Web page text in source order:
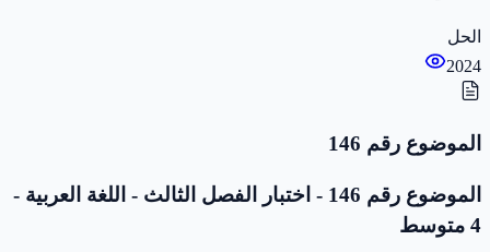
الحل
2024
الموضوع رقم 146
الموضوع رقم 146 - اختبار الفصل الثالث - اللغة العربية -
4 متوسط